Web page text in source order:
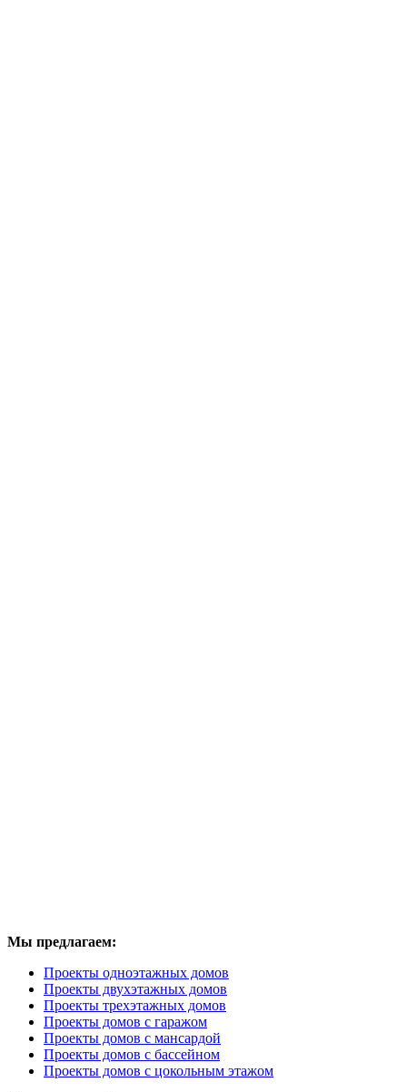
Мы предлагаем:
Проекты одноэтажных домов
Проекты двухэтажных домов
Проекты трехэтажных домов
Проекты домов с гаражом
Проекты домов с мансардой
Проекты домов с бассейном
Проекты домов с цокольным этажом